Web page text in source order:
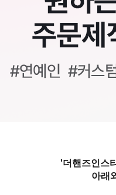
'더핸즈인스
아래